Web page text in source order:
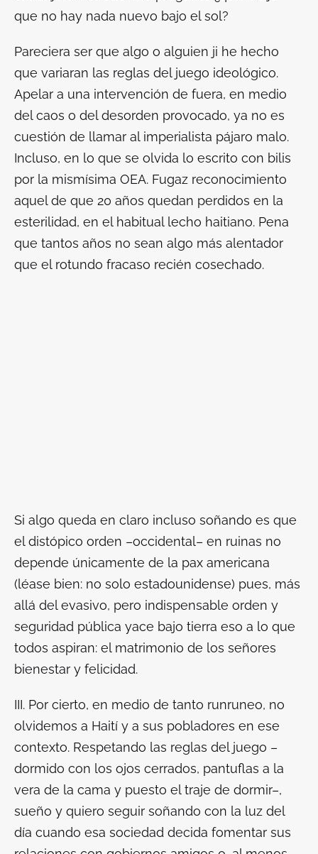
que no hay nada nuevo bajo el sol?
Pareciera ser que algo o alguien ji he hecho
que variaran las reglas del juego ideológico.
Apelar a una intervención de fuera, en medio
del caos o del desorden provocado, ya no es
cuestión de llamar al imperialista pájaro malo.
Incluso, en lo que se olvida lo escrito con bilis
por la mismísima OEA. Fugaz reconocimiento
aquel de que 20 años quedan perdidos en la
esterilidad, en el habitual lecho haitiano. Pena
que tantos años no sean algo más alentador
que el rotundo fracaso recién cosechado.
Si algo queda en claro incluso soñando es que
el distópico orden –occidental– en ruinas no
depende únicamente de la pax americana
(léase bien: no solo estadounidense) pues, más
allá del evasivo, pero indispensable orden y
seguridad pública yace bajo tierra eso a lo que
todos aspiran: el matrimonio de los señores
bienestar y felicidad.
III. Por cierto, en medio de tanto runruneo, no
olvidemos a Haití y a sus pobladores en ese
contexto. Respetando las reglas del juego –
dormido con los ojos cerrados, pantuflas a la
vera de la cama y puesto el traje de dormir–,
sueño y quiero seguir soñando con la luz del
día cuando esa sociedad decida fomentar sus